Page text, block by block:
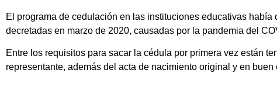
El programa de cedulación en las instituciones educativas
decretadas en marzo de 2020, causadas por la pandemia del
Entre los requisitos para sacar la cédula por primera vez están
representante, además del acta de nacimiento original y en buen